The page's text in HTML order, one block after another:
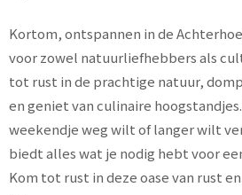
Kortom, ontspannen in de
voor zowel natuurliefhebbers als
tot rust in de prachtige natuur,
en geniet van culinaire
weekendje weg wilt of langer wilt
biedt alles wat je nodig hebt voor
Kom tot rust in deze oase van rust